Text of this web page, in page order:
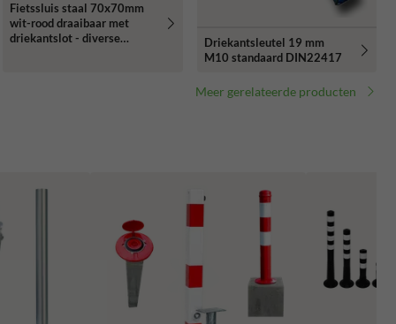
Fietssluis staal 70x70mm
wit-rood draaibaar met
driekantslot - diverse
Driekantsleutel 19 mm
M10 standaard DIN22417
Meer gerelateerde producten